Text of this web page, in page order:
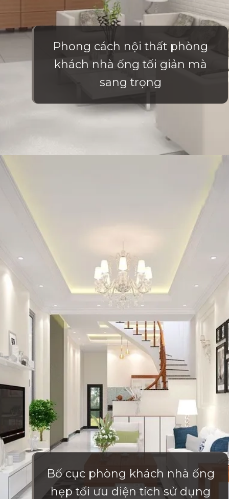
Phong cách nội thất phòng
khách nhà ống tối giản mà
sang trọng
Bố cục phòng khách nhà ống
hẹp tối ưu diện tích sử dụng